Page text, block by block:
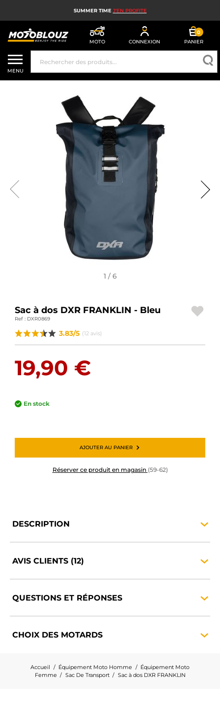
SUMMER TIME J'EN PROFITE
MOTO CONNEXION
0
PANIER
CASQUE MOTO
ÉQUIPEMENT MOTO HOMME
ÉQUIPEMENT MOTO FEMME
MX, ENDURO ET TRIAL
HIGH TECH MOTO
AIRBAG MOTO
PIÈCES MOTO ET OUTILLAGE
ACCESSOIRES MOTO
BAGAGERIE MOTO
PNEUS MOTO
SPORTSWEAR
MARQUES
MENU
1 / 6
Sac à dos DXR FRANKLIN - Bleu
Ref : DXR0869
3.83/5 (12 avis)
19,90 €
En stock
AJOUTER AU PANIER
Réserver ce produit en magasin (59-62)
DESCRIPTION
AVIS CLIENTS (12)
QUESTIONS ET RÉPONSES
CHOIX DES MOTARDS
Accueil Équipement Moto Homme
Équipement Moto
Femme
Sac De Transport Sac à dos DXR FRANKLIN